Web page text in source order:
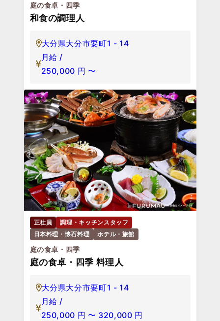
庭の食卓・四季
和食の調理人
大分県大分市要町1 - 14
月給 /
250,000 円 〜
正社員
調理・キッチンスタッフ
日本料理・懐石料理
ホテル・旅館
庭の食卓・四季
庭の食卓・四季 料理人
大分県大分市要町1 - 14
月給 /
250,000 円 〜 320,000 円